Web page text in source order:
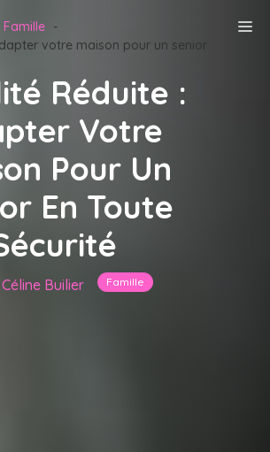
Famille
votre maison pour un senior
Réduite :
Votre
Pour Un
En Toute
Céline Builier Famille